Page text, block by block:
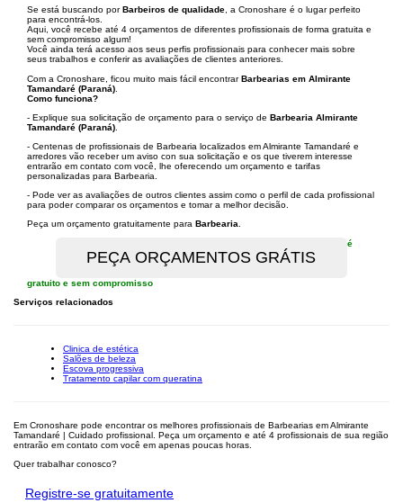
Se está buscando porBarbeiros de qualidade , a Cronoshare é o lugar perfeito
para encontrá-los.
Aqui, você recebe até 4 orçamentos de diferentes profissionais de forma gratuita e
sem compromisso algum!
Você ainda terá acesso aos seus perfis profissionais para conhecer mais sobre
seus trabalhos e conferir as avaliações de clientes anteriores.
Com a Cronoshare, ficou muito mais fácil encontrarBarbearias em Almirante
Tamandaré (Paraná)
Como funciona?
- Explique sua solicitação de orçamento para o serviço de Barbearia Almirante
Tamandaré (Paraná)
- Centenas de profissionais de Barbearia localizados em Almirante Tamandaré e
arredores vão receber um aviso con sua solicitação e os que tiverem interesse
entrarão em contato com você, lhe oferecendo um orçamento e tarifas
personalizadas para Barbearia.
- Pode ver as avaliações de outros clientes assim como o perfil de cada profissional
para poder comparar os orçamentos e tomar a melhor decisão.
Peça um orçamento gratuitamente para Barbearia
é
gratuito e sem compromisso
Serviços relacionados
Clinica de estética
Salões de beleza
Escova progressiva
Tratamento capilar com queratina
Em Cronoshare pode encontrar os melhores profissionais de Barbearias em Almirante
Tamandaré | Cuidado profissional. Peça um orçamento e até 4 profissionais de sua região
entrarão em contato com você em apenas poucas horas.
Quer trabalhar conosco?
Registre-se gratuitamente